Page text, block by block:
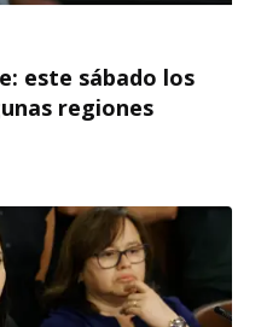
este sábado los
regiones